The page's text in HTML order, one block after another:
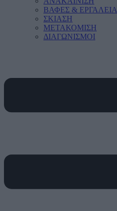
ΒΑΦΕΣ & ΕΡΓΑΛΕΙΑ
ΣΚΙΑΣΗ
ΜΕΤΑΚΟΜΙΣΗ
ΔΙΑΓΩΝΙΣΜΟΙ